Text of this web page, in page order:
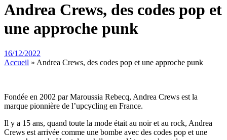
Andrea Crews, des codes pop et
une approche punk
16/12/2022
Accueil » Andrea Crews, des codes pop et une approche punk
Fondée en 2002 par Maroussia Rebecq, Andrea Crews est la
marque pionnière de l’upcycling en France.
Il y a 15 ans, quand toute la mode était au noir et au rock, Andrea
Crews est arrivée comme une bombe avec des codes pop et une